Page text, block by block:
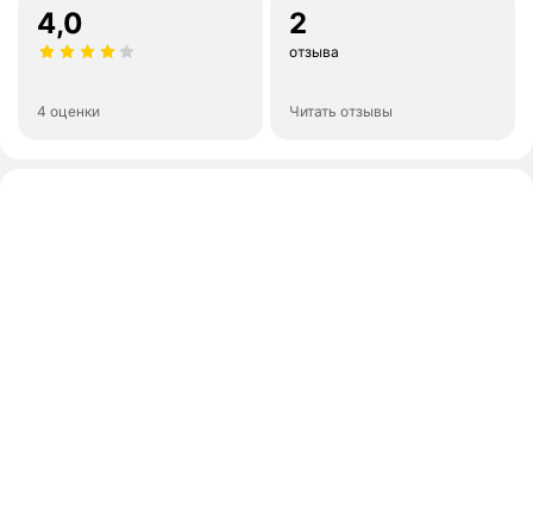
4,0
4 оценки
2
отзыва
Читать отзывы